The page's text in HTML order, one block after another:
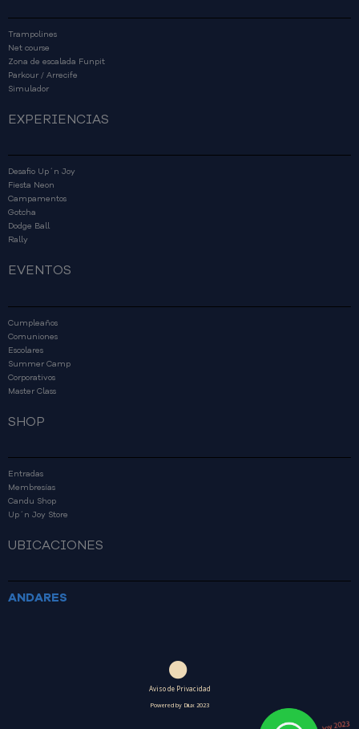
Trampolines
Net course
Zona de escalada Funpit
Parkour / Arrecife
Simulador
EXPERIENCIAS
Desafio Up´n Joy
Fiesta Neon
Campamentos
Gotcha
Dodge Ball
Rally
EVENTOS
Cumpleaños
Comuniones
Escolares
Summer Camp
Corporativos
Master Class
SHOP
Entradas
Membresías
Candu Shop
Up´n Joy Store
UBICACIONES
ANDARES
Aviso de Privacidad
Powered by Diux 2023